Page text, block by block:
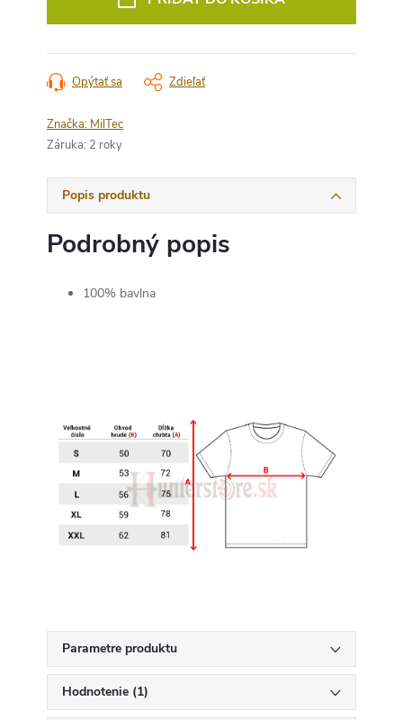
Opýtať sa Zdieľať
Značka: MilTec
Záruka: 2 roky
Popis produktu
Podrobný popis
100% bavlna
Parametre produktu
Hodnotenie (1)